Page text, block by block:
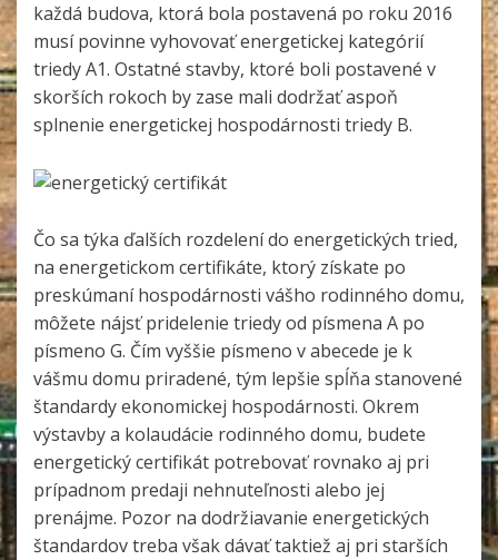
každá budova, ktorá bola postavená po roku 2016
musí povinne vyhovovať energetickej kategórií
triedy A1. Ostatné stavby, ktoré boli postavené v
skorších rokoch by zase mali dodržať aspoň
splnenie energetickej hospodárnosti triedy B.
Čo sa týka ďalších rozdelení do energetických tried,
na energetickom certifikáte, ktorý získate po
preskúmaní hospodárnosti vášho rodinného domu,
môžete nájsť pridelenie triedy od písmena A po
písmeno G. Čím vyššie písmeno v abecede je k
vášmu domu priradené, tým lepšie spĺňa stanovené
štandardy ekonomickej hospodárnosti. Okrem
výstavby a kolaudácie rodinného domu, budete
energetický certifikát potrebovať rovnako aj pri
prípadnom predaji nehnuteľnosti alebo jej
prenájme. Pozor na dodržiavanie energetických
štandardov treba však dávať taktiež aj pri starších